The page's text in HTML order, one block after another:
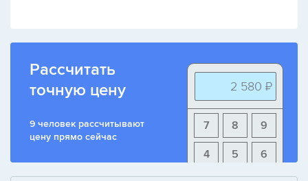
Рассчитать
точную цену
9 человек рассчитывают
цену прямо сейчас
2 580 ₽
9
8
7
6
5
4